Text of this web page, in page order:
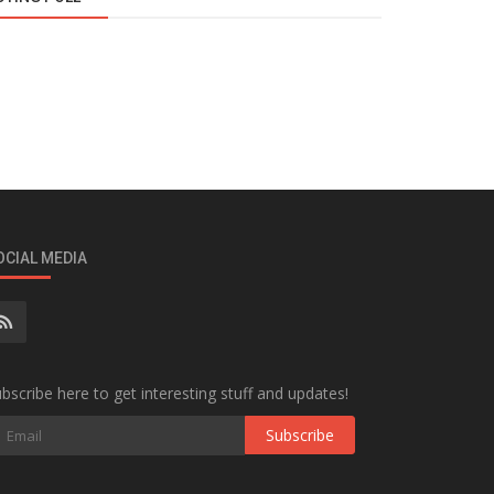
MEDIA
here to get interesting stuff and updates!
Subscribe